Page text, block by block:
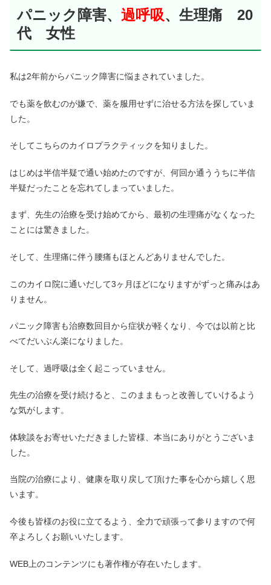
パニック障害、 過呼吸、生理痛 20
代 女性
私は2年前からパニック障害に悩まされていました。
でも薬を飲むのが嫌で、薬を服用せずに治せる方法を探していま
した。
そしてこちらのカイロプラクティックを知りました。
はじめは半信半疑で通い始めたのですが、何回か通ううちに半信
半疑だったことを忘れてしまっていました。
まず、先生の治療を受け始めてから、最初の生理痛がなくなった
ことには驚きました。
そして、生理痛に伴う腰痛もほとんどありませんでした。
このカイロ院に通いだして3ヶ月ほどになりますがずっと痛みはあ
りません。
パニック障害も治療数回目から症状が軽くなり、今では以前と比
べてだいぶん楽になりました。
そして、過呼吸は全く起こっていません。
先生の治療を受け続けると、このままもっと改善していけるよう
な気がします。
体験談をお寄せいただきました皆様、本当にありがとうございま
した。
当院の治療により、健康を取り戻して頂けた事を心から嬉しく思
います。
今後も皆様のお役に立てるよう、全力で頑張って参りますので何
卒よろしくお願いいたします。
WEB上のコンテンツにも著作権が存在いたします。